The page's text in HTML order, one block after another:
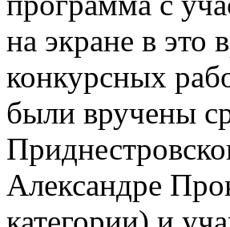
на экране в это
конкурсных
были вручены
Александре